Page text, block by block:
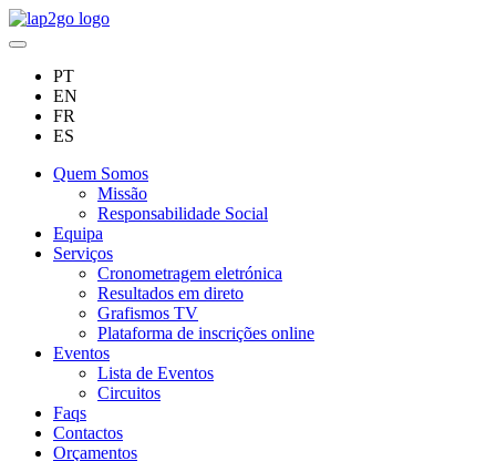
PT
EN
FR
ES
Quem Somos
Missão
Responsabilidade Social
Equipa
Serviços
Cronometragem eletrónica
Resultados em direto
Grafismos TV
Plataforma de inscrições online
Eventos
Lista de Eventos
Circuitos
Faqs
Contactos
Orçamentos